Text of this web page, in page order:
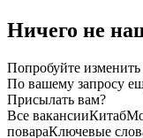
Ничего не
Попробуйте
По вашему запросу
Присылать вам?
Все вакансииКитаб
повараКлючевые